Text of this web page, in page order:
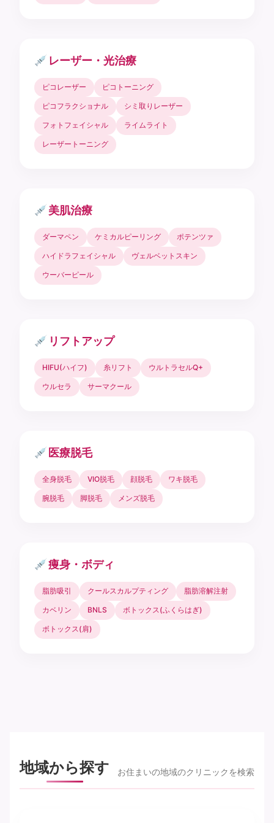
レーザー・光治療
ピコレーザー ピコトーニング
ピコフラクショナル シミ取りレーザー
フォトフェイシャル ライムライト
レーザートーニング
美肌治療
ダーマペン ケミカルピーリング ポテンツァ
ハイドラフェイシャル ヴェルベットスキン
ウーバーピール
リフトアップ
HIFU(ハイフ) 糸リフト ウルトラセルQ+
ウルセラ サーマクール
医療脱毛
全身脱毛 VIO脱毛 顔脱毛 ワキ脱毛
腕脱毛 脚脱毛 メンズ脱毛
痩身・ボディ
脂肪吸引 クールスカルプティング 脂肪溶解注射
カベリン BNLS ボトックス(ふくらはぎ)
ボトックス(肩)
地域から探す お住まいの地域のクリニックを検索